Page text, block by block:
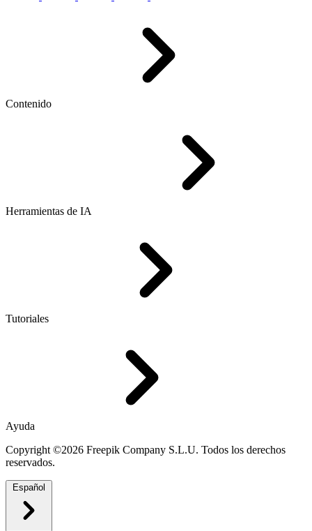
Contenido
Herramientas de IA
Tutoriales
Ayuda
Copyright ©2026 Freepik Company S.L.U. Todos los derechos
reservados.
Español